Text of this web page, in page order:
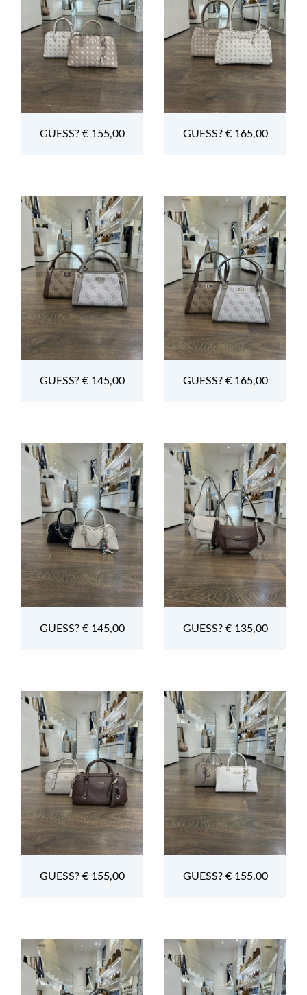
GUESS? € 155,00 GUESS? € 165,00
GUESS? € 145,00 GUESS? € 165,00
GUESS? € 145,00 GUESS? € 135,00
GUESS? € 155,00 GUESS? € 155,00